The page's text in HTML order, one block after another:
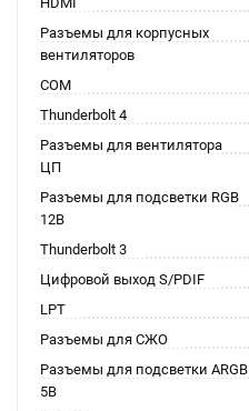
Разъемы для корпусных
вентиляторов
COM
Thunderbolt 4
Разъемы для вентилятора
ЦП
Разъемы для подсветки RGB
12В
Thunderbolt 3
Цифровой выход S/PDIF
LPT
Разъемы для СЖО
Разъемы для подсветки ARGB
5В